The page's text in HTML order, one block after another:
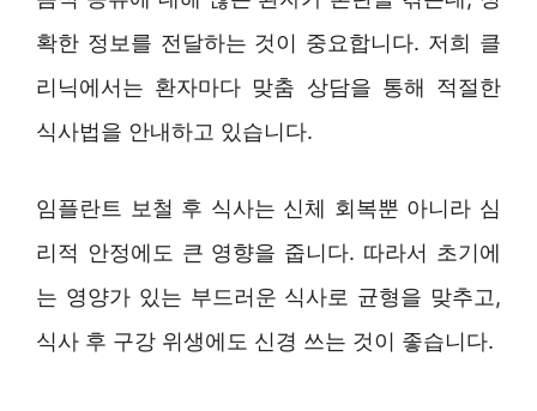
확한 정보를 전달하는 것이 중요합니다. 저희 클
리닉에서는 환자마다 맞춤 상담을 통해 적절한
식사법을 안내하고 있습니다.
임플란트 보철 후 식사는 신체 회복뿐 아니라 심
리적 안정에도 큰 영향을 줍니다. 따라서 초기에
는 영양가 있는 부드러운 식사로 균형을 맞추고,
식사 후 구강 위생에도 신경 쓰는 것이 좋습니다.